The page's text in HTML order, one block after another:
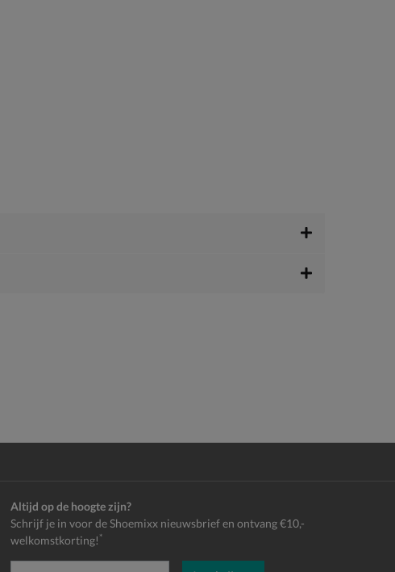
Altijd op de hoogte zijn?
Schrijf je in voor de Shoemixx nieuwsbrief en ontvang €10,-
welkomstkorting! *